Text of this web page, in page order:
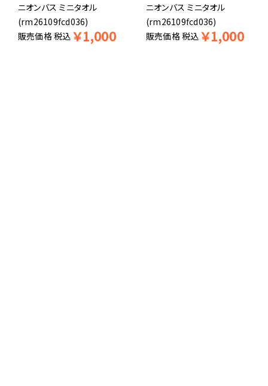
ニオンバス ミニタオル
(rm26109fcd036)
販売価格税込 ￥1,000
ニオンバス ミニタオル
(rm26109fcd036)
販売価格税込 ￥1,000